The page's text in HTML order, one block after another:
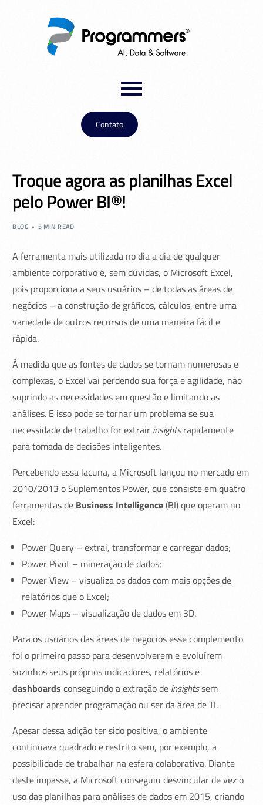
Contato
Troque agora as planilhas Excel
pelo Power BI®!
BLOG 5 MIN READ
A ferramenta mais utilizada no dia a dia de qualquer
ambiente corporativo é, sem dúvidas, o Microsoft Excel,
pois proporciona a seus usuários – de todas as áreas de
negócios – a construção de gráficos, cálculos, entre uma
variedade de outros recursos de uma maneira fácil e
rápida.
À medida que as fontes de dados se tornam numerosas e
complexas, o Excel vai perdendo sua força e agilidade, não
suprindo as necessidades em questão e limitando as
análises. E isso pode se tornar um problema se sua
necessidade de trabalho for extrair insightsrapidamente
para tomada de decisões inteligentes.
Percebendo essa lacuna, a Microsoft lançou no mercado em
2010/2013 o Suplementos Power, que consiste em quatro
ferramentas de Business Intelligence(BI) que operam no
Excel:
Power Query – extrai, transformar e carregar dados;
Power Pivot – mineração de dados;
Power View – visualiza os dados com mais opções de
relatórios que o Excel;
Power Maps – visualização de dados em 3D.
Para os usuários das áreas de negócios esse complemento
foi o primeiro passo para desenvolverem e evoluírem
sozinhos seus próprios indicadores, relatórios e
dashboards conseguindo a extração de insightssem
precisar aprender programação ou ser da área de TI.
Apesar dessa adição ter sido positiva, o ambiente
continuava quadrado e restrito sem, por exemplo, a
possibilidade de trabalhar na esfera colaborativa. Diante
deste impasse, a Microsoft conseguiu desvincular de vez o
uso das planilhas para análises de dados em 2015, criando